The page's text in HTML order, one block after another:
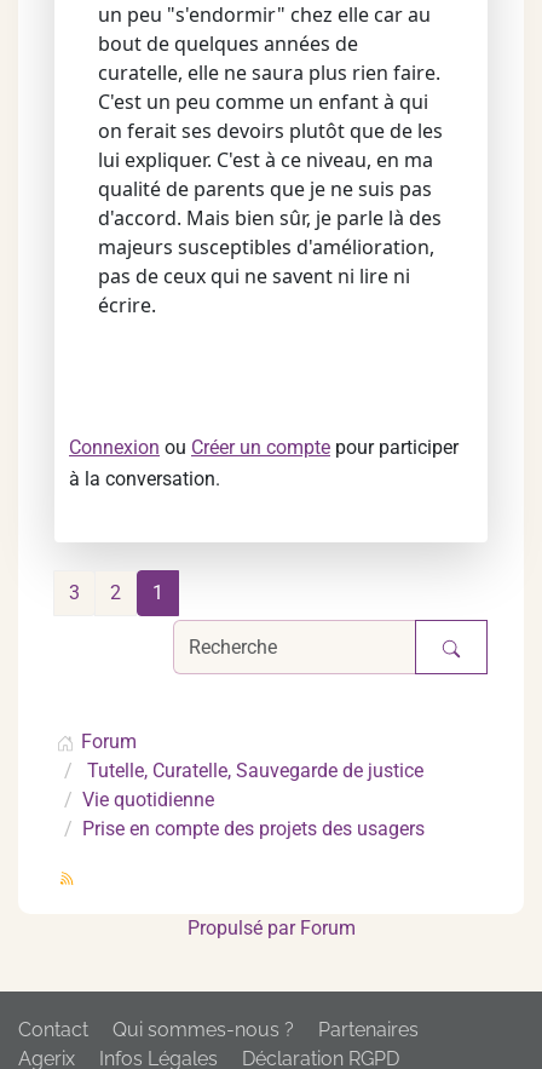
un peu "s'endormir" chez elle car au
bout de quelques années de
curatelle, elle ne saura plus rien faire.
C'est un peu comme un enfant à qui
on ferait ses devoirs plutôt que de les
lui expliquer. C'est à ce niveau, en ma
qualité de parents que je ne suis pas
d'accord. Mais bien sûr, je parle là des
majeurs susceptibles d'amélioration,
pas de ceux qui ne savent ni lire ni
écrire.
Connexion ou Créer un compte pour participer
à la conversation.
1
2
3
Forum
Tutelle, Curatelle, Sauvegarde de justice
Vie quotidienne
Prise en compte des projets des usagers
Propulsé par Forum
Contact Qui sommes-nous ?
Partenaires
Agerix
Infos Légales Déclaration RGPD